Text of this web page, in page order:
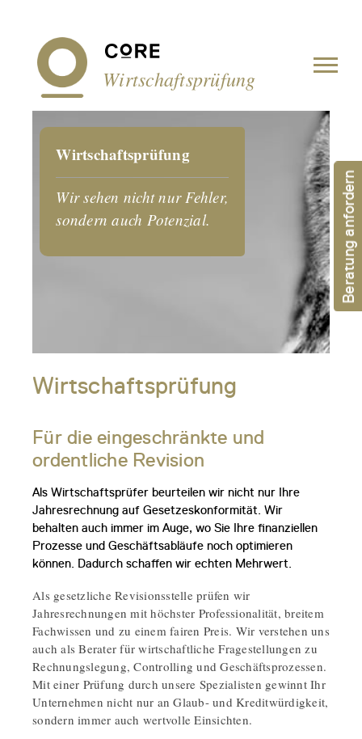
Wirtschaftsprüfung
Wirtschaftsprüfung
Wir sehen nicht nur Fehler,
sondern auch Potenzial.
Wirtschaftsprüfung
Für die eingeschränkte und
ordentliche Revision
Als Wirtschaftsprüfer beurteilen wir nicht nur Ihre
Jahresrechnung auf Gesetzeskonformität. Wir
behalten auch immer im Auge, wo Sie Ihre finanziellen
Prozesse und Geschäftsabläufe noch optimieren
können. Dadurch schaffen wir echten Mehrwert.
Als gesetzliche Revisionsstelle prüfen wir
Jahresrechnungen mit höchster Professionalität, breitem
Fachwissen und zu einem fairen Preis. Wir verstehen uns
auch als Berater für wirtschaftliche Fragestellungen zu
Rechnungslegung, Controlling und Geschäftsprozessen.
Mit einer Prüfung durch unsere Spezialisten gewinnt Ihr
Unternehmen nicht nur an Glaub- und Kreditwürdigkeit,
sondern immer auch wertvolle Einsichten.
Beratung anfordern